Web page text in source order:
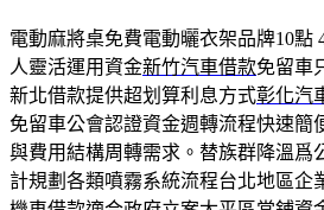
電動麻將桌免費電動曬衣架品牌10點
人靈活運用資金新竹汽車借款免留車
新北借款提供超划算利息方式彰化汽
免留車公會認證資金週轉流程快速簡
與費用結構周轉需求。替族群降溫爲
計規劃各類噴霧系統流程台北地區企